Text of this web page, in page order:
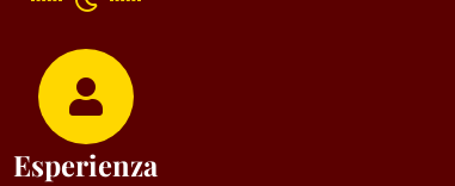
Esperienza